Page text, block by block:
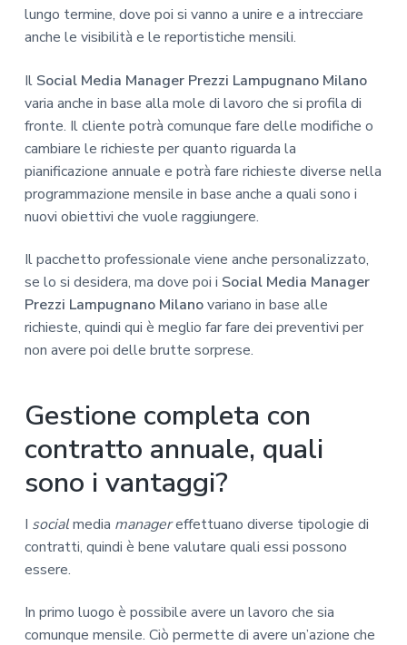
lungo termine, dove poi si vanno a unire e a intrecciare
anche le visibilità e le reportistiche mensili.
Il Social Media Manager Prezzi Lampugnano Milano
varia anche in base alla mole di lavoro che si profila di
fronte. Il cliente potrà comunque fare delle modifiche o
cambiare le richieste per quanto riguarda la
pianificazione annuale e potrà fare richieste diverse nella
programmazione mensile in base anche a quali sono i
nuovi obiettivi che vuole raggiungere.
Il pacchetto professionale viene anche personalizzato,
se lo si desidera, ma dove poi i Social Media Manager
Prezzi Lampugnano Milanovariano in base alle
richieste, quindi qui è meglio far fare dei preventivi per
non avere poi delle brutte sorprese.
Gestione completa con
contratto annuale, quali
sono i vantaggi?
I socialmedia managereffettuano diverse tipologie di
contratti, quindi è bene valutare quali essi possono
essere.
In primo luogo è possibile avere un lavoro che sia
comunque mensile. Ciò permette di avere un’azione che